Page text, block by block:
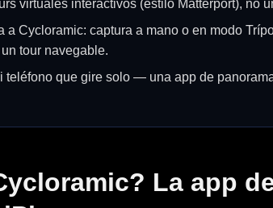
virtuales interactivos (estilo Matterport), no
a Cycloramic: captura a mano o en modo
tour navegable.
teléfono que gire solo — una app de
La app